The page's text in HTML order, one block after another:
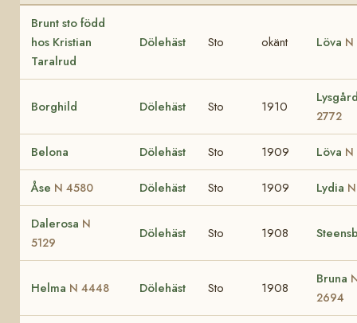
Brunt sto född
hos Kristian
Taralrud
Dölehäst Sto okänt Löva N
Borghild Dölehäst Sto 1910
2772
Belona Dölehäst Sto 1909 Löva N
Åse N 4580 Dölehäst Sto 1909 Lydia
Dalerosa N
5129
Dölehäst Sto 1908
Helma N 4448 Dölehäst Sto 1908
Bruna
2694